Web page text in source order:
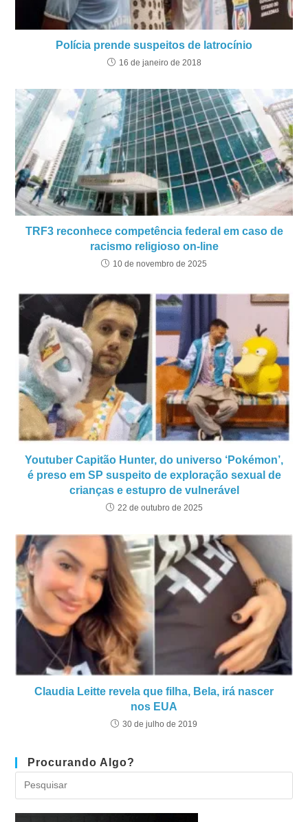
Polícia prende suspeitos de latrocínio
16 de janeiro de 2018
TRF3 reconhece competência federal em caso de
racismo religioso on-line
10 de novembro de 2025
Youtuber Capitão Hunter, do universo ‘Pokémon’,
é preso em SP suspeito de exploração sexual de
crianças e estupro de vulnerável
22 de outubro de 2025
Claudia Leitte revela que filha, Bela, irá nascer
nos EUA
30 de julho de 2019
Procurando Algo?